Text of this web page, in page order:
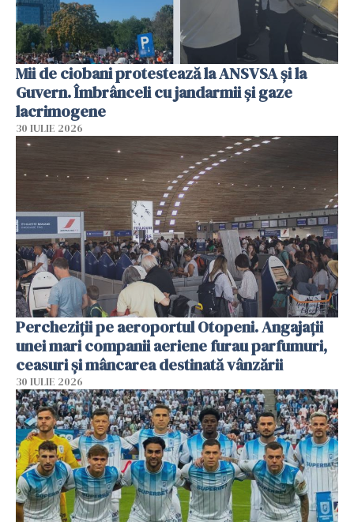
Mii de ciobani protestează la ANSVSA și la
Guvern. Îmbrânceli cu jandarmii și gaze
lacrimogene
30 IULIE 2026
Percheziții pe aeroportul Otopeni. Angajații
unei mari companii aeriene furau parfumuri,
ceasuri și mâncarea destinată vânzării
30 IULIE 2026